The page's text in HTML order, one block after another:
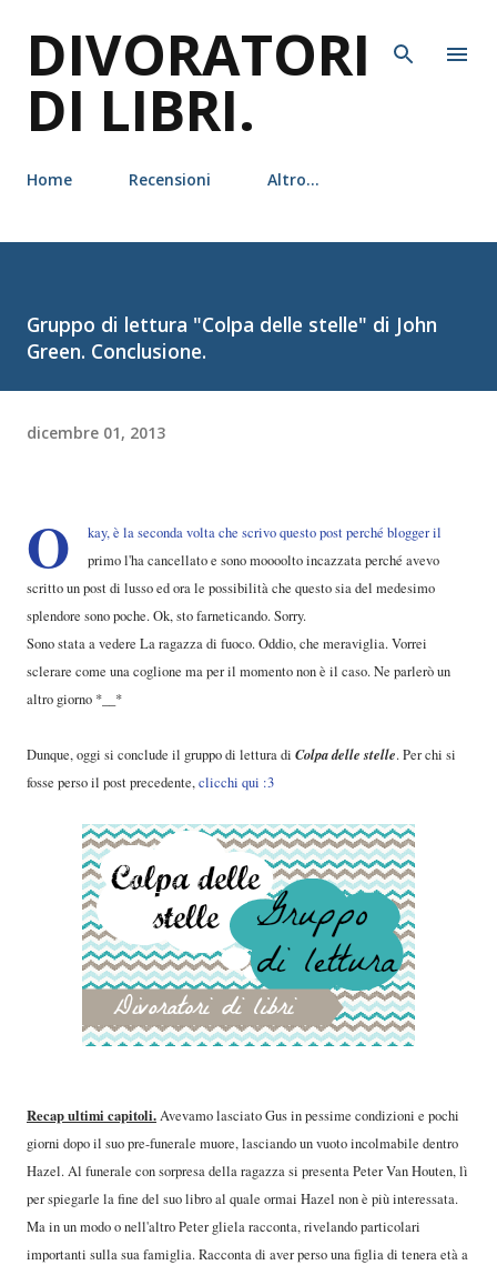
DIVORATORI
DI LIBRI.
Home Recensioni Altro…
Gruppo di lettura "Colpa delle stelle" di John
Green. Conclusione.
dicembre 01, 2013
O
kay, è la seconda volta che scrivo questo post perché blogger il
primo l'ha cancellato e sono moooolto incazzata perché avevo
scritto un post di lusso ed ora le possibilità che questo sia del medesimo
splendore sono poche. Ok, sto farneticando. Sorry.
Sono stata a vedere La ragazza di fuoco. Oddio, che meraviglia. Vorrei
sclerare come una coglione ma per il momento non è il caso. Ne parlerò un
altro giorno *__*
Dunque, oggi si conclude il gruppo di lettura di Colpa delle stelle. Per chi si
fosse perso il post precedente,clicchi qui :3
Recap ultimi capitoli.Avevamo lasciato Gus in pessime condizioni e pochi
giorni dopo il suo pre-funerale muore, lasciando un vuoto incolmabile dentro
Hazel. Al funerale con sorpresa della ragazza si presenta Peter Van Houten, lì
per spiegarle la fine del suo libro al quale ormai Hazel non è più interessata.
Ma in un modo o nell'altro Peter gliela racconta, rivelando particolari
importanti sulla sua famiglia. Racconta di aver perso una figlia di tenera età a